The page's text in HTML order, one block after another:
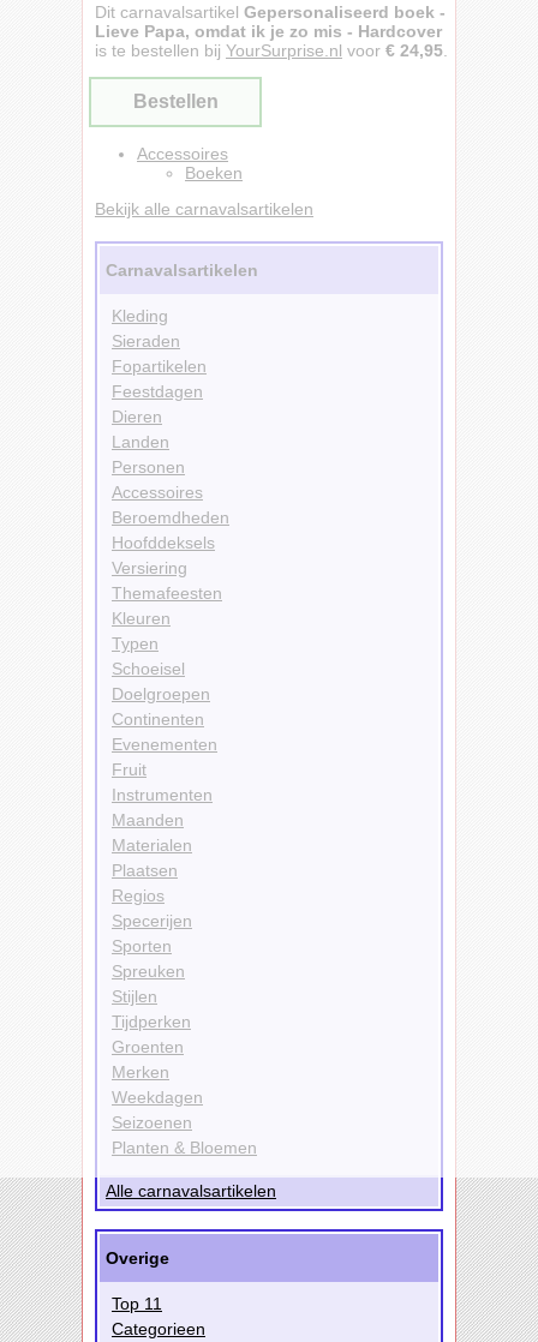
Dit carnavalsartikel Gepersonaliseerd boek -
Lieve Papa, omdat ik je zo mis - Hardcover
is te bestellen bij YourSurprise.nl voor € 24,95
Bestellen
Accessoires
Boeken
Bekijk alle carnavalsartikelen
Carnavalsartikelen
Kleding
Sieraden
Fopartikelen
Feestdagen
Dieren
Landen
Personen
Accessoires
Beroemdheden
Hoofddeksels
Versiering
Themafeesten
Kleuren
Typen
Schoeisel
Doelgroepen
Continenten
Evenementen
Fruit
Instrumenten
Maanden
Materialen
Plaatsen
Regios
Specerijen
Sporten
Spreuken
Stijlen
Tijdperken
Groenten
Merken
Weekdagen
Seizoenen
Planten & Bloemen
Alle carnavalsartikelen
Overige
Top 11
Categorieen